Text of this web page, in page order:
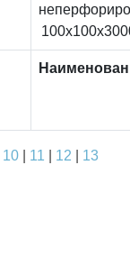
10| 11 12 13